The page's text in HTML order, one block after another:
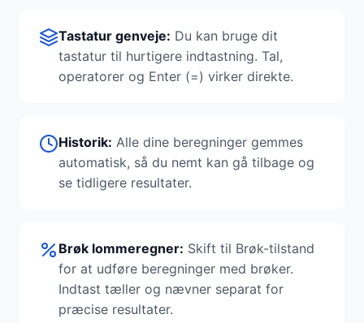
Tastatur genveje: Du kan bruge dit
tastatur til hurtigere indtastning. Tal,
operatorer og Enter (=) virker direkte.
Historik: Alle dine beregninger gemmes
automatisk, så du nemt kan gå tilbage og
se tidligere resultater.
Brøk lommeregner: Skift til Brøk-tilstand
for at udføre beregninger med brøker.
Indtast tæller og nævner separat for
præcise resultater.